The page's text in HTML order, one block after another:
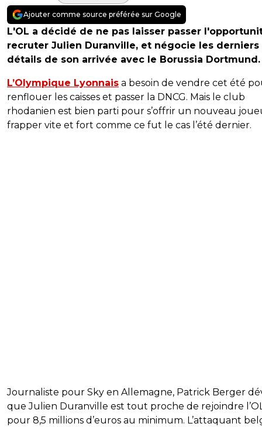
Ajouter comme source préférée sur Google
L'OL a décidé de ne pas laisser passer
recruter Julien Duranville, et négocie les derniers
détails de son arrivée avec le Borussia Dortmund.
L’Olympique Lyonnais a besoin de vendre cet été
renflouer les caisses et passer la DNCG. Mais le club
rhodanien est bien parti pour s’offrir un nouveau
frapper vite et fort comme ce fut le cas l’été dernier.
Journaliste pour Sky en Allemagne, Patrick Berger
que Julien Duranville est tout proche de rejoindre
pour 8,5 millions d’euros au minimum. L’attaquant